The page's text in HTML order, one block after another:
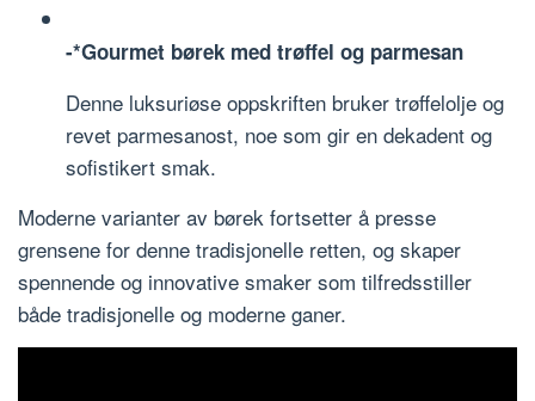
-*Gourmet børek med trøffel og parmesan
Denne luksuriøse oppskriften bruker trøffelolje og
revet parmesanost, noe som gir en dekadent og
sofistikert smak.
Moderne varianter av børek fortsetter å presse
grensene for denne tradisjonelle retten, og skaper
spennende og innovative smaker som tilfredsstiller
både tradisjonelle og moderne ganer.